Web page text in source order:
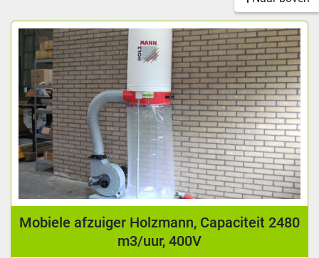
Mobiele afzuiger Holzmann, Capaciteit 2480
m3/uur, 400V